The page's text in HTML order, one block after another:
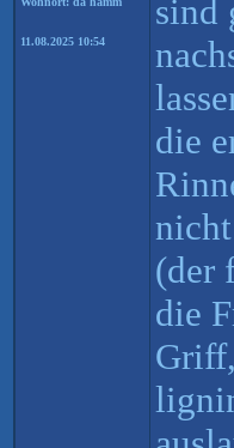
11.08.2025 10:54
sind
die
(der
die